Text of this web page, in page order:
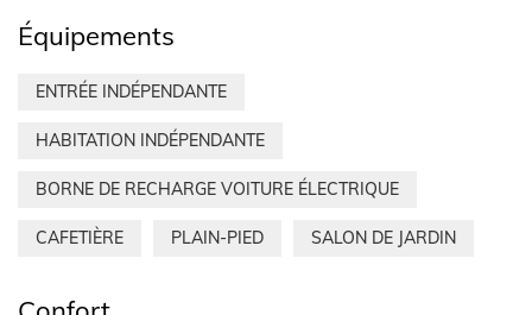
Équipements
ENTRÉE INDÉPENDANTE
HABITATION INDÉPENDANTE
BORNE DE RECHARGE VOITURE ÉLECTRIQUE
CAFETIÈRE PLAIN-PIED SALON DE JARDIN